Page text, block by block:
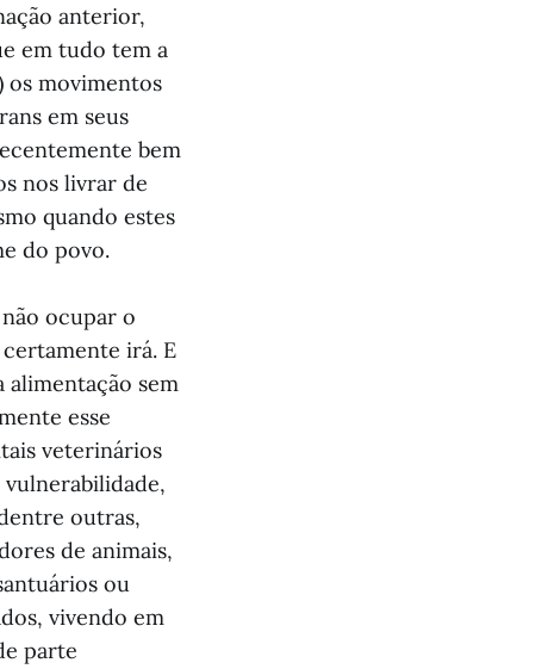
anterior,
em tudo tem a
os movimentos
em seus
bem
nos livrar de
quando estes
do povo.
ocupar o
irá. E
alimentação sem
esse
veterinários
outras,
de animais,
ou
vivendo em
parte